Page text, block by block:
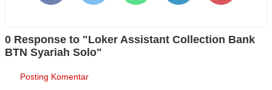
0 Response to "Loker Assistant Collection Bank
BTN Syariah Solo"
Posting Komentar